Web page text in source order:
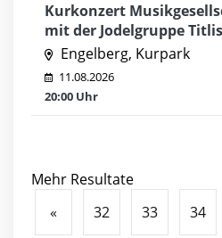
Kurkonzert
mit der Jodelgruppe Titlis
Engelberg, Kurpark
11.08.2026
20:00 Uhr
Mehr Resultate
«
32 33 34